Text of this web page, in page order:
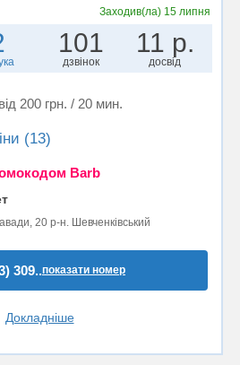
Заходив(ла) 15 липня
101
дзвінок
11 р.
досвід
від 200 грн. / 20 мин.
(13)
Barb
20 р-н. Шевченківський
309..показати номер
Докладніше